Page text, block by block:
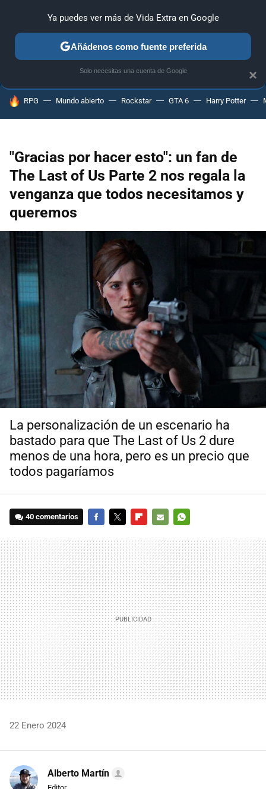
ANÁLISIS GUÍAS Y TRUCOS PC SONY NINTENDO
HOY SE HABLA DE
RPG Mundo abierto Rockstar GTA 6 Harry Potter
"Gracias por hacer esto": un fan de
The Last of Us Parte 2 nos regala la
venganza que todos necesitamos y
queremos
La personalización de un escenario ha
bastado para que The Last of Us 2 dure
menos de una hora, pero es un precio que
todos pagaríamos
40 comentarios
MAIL
22 Enero 2024
Alberto Martín
×
Ya puedes ver más de Vida Extra en Google
Añádenos como fuente preferida
Solo necesitas una cuenta de Google